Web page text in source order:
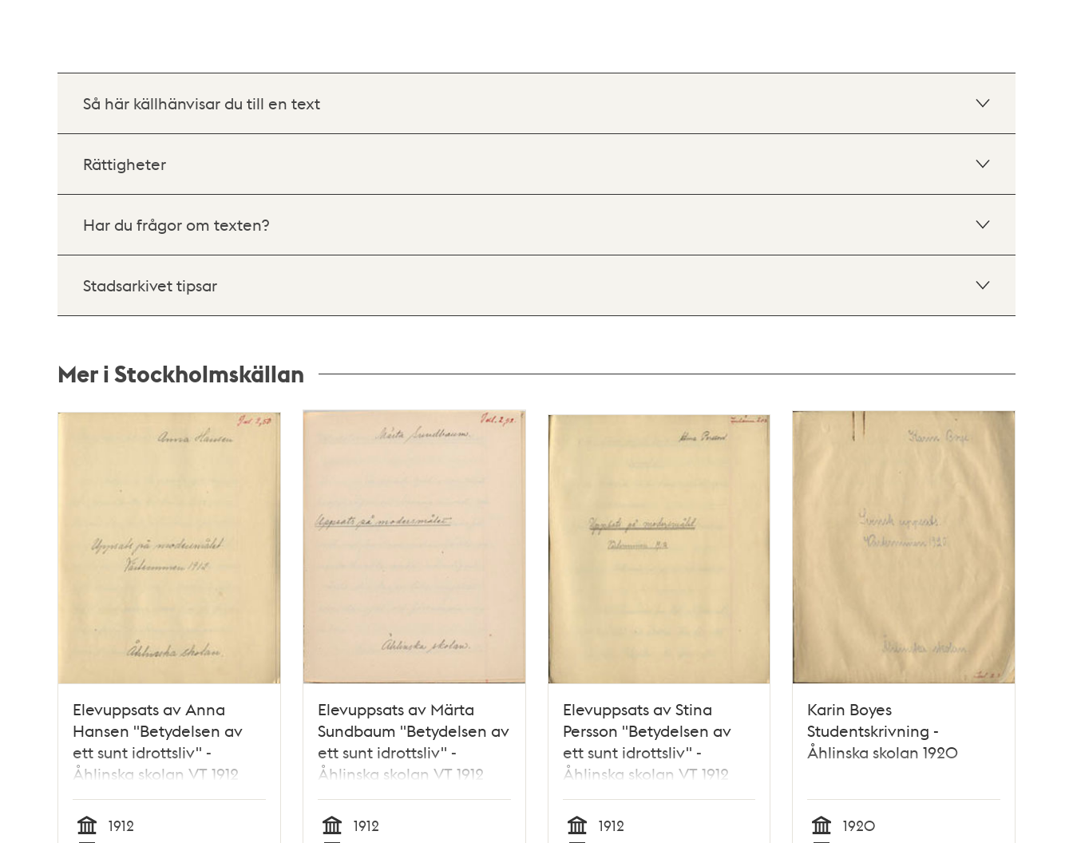
Så här källhänvisar du till en text
Rättigheter
Har du frågor om texten?
Stadsarkivet tipsar
Mer i Stockholmskällan
Relaterade
Elevuppsats av Anna
Hansen "Betydelsen av
ett sunt idrottsliv" -
Åhlinska skolan VT 1912
1912
Elevuppsats av Märta
Sundbaum "Betydelsen av
ett sunt idrottsliv" -
Åhlinska skolan VT 1912
1912
Elevuppsats av Stina
Persson "Betydelsen av
ett sunt idrottsliv" -
Åhlinska skolan VT 1912
1912
Karin Boyes
Studentskrivning -
Åhlinska skolan 1920
1920